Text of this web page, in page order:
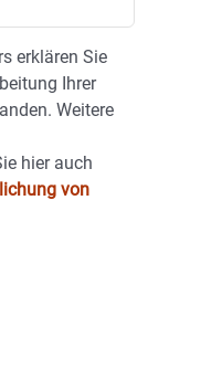
erklären Sie
Ihrer
Weitere
hier auch
von